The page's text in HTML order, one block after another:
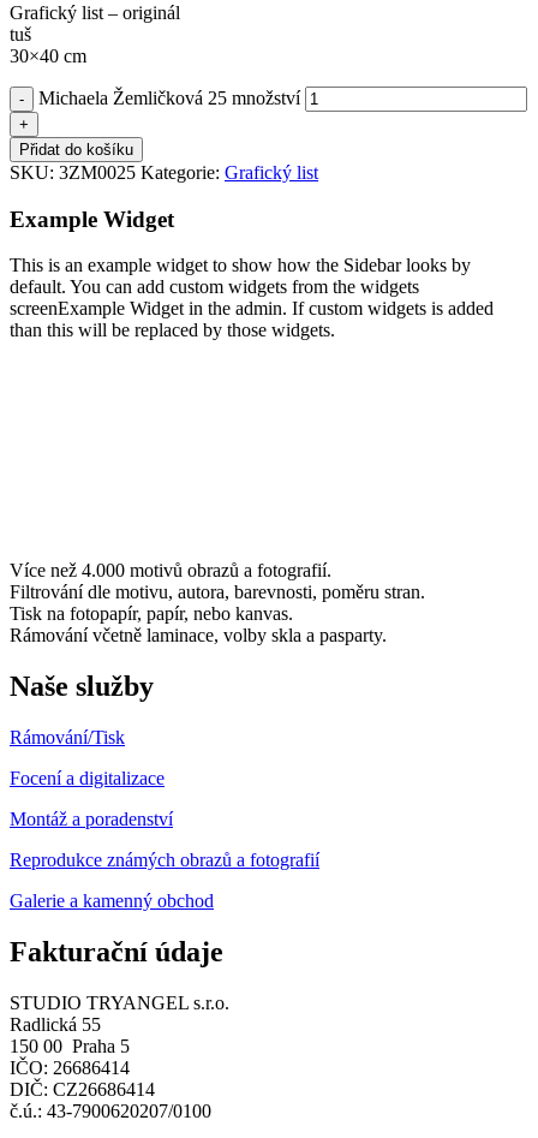
Grafický list – originál
tuš
30×40 cm
- Michaela Žemličková 25 množství
+
Přidat do košíku
SKU: 3ZM0025 Kategorie: Grafický list
Example Widget
This is an example widget to show how the Sidebar looks by
default. You can add custom widgets from the widgets
screenExample Widget in the admin. If custom widgets is added
than this will be replaced by those widgets.
Více než 4.000 motivů obrazů a fotografií.
Filtrování dle motivu, autora, barevnosti, poměru stran.
Tisk na fotopapír, papír, nebo kanvas.
Rámování včetně laminace, volby skla a pasparty.
Naše služby
Rámování/Tisk
Focení a digitalizace
Montáž a poradenství
Reprodukce známých obrazů a fotografií
Galerie a kamenný obchod
Fakturační údaje
STUDIO TRYANGEL s.r.o.
Radlická 55
150 00 Praha 5
IČO: 26686414
DIČ: CZ26686414
č.ú.: 43-7900620207/0100